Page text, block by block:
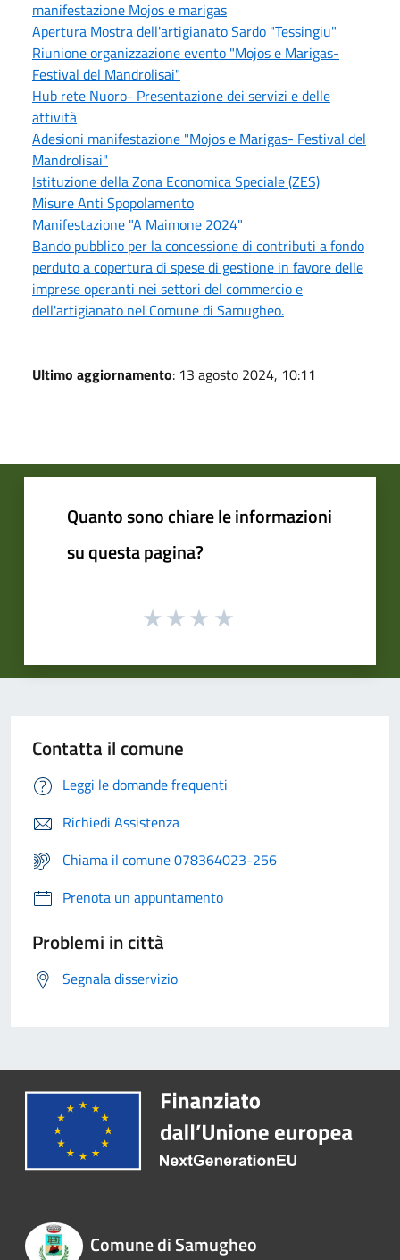
manifestazione Mojos e marigas
Apertura Mostra dell'artigianato Sardo "Tessingiu"
Riunione organizzazione evento "Mojos e Marigas-
Festival del Mandrolisai"
Hub rete Nuoro- Presentazione dei servizi e delle
attività
Adesioni manifestazione "Mojos e Marigas- Festival del
Mandrolisai"
Istituzione della Zona Economica Speciale (ZES)
Misure Anti Spopolamento
Manifestazione "A Maimone 2024"
Bando pubblico per la concessione di contributi a fondo
perduto a copertura di spese di gestione in favore delle
imprese operanti nei settori del commercio e
dell'artigianato nel Comune di Samugheo.
Ultimo aggiornamento: 13 agosto 2024, 10:11
Quanto sono chiare le informazioni
su questa pagina?
Contatta il comune
Leggi le domande frequenti
Richiedi Assistenza
Chiama il comune 078364023-256
Prenota un appuntamento
Problemi in città
Segnala disservizio
Comune di Samugheo